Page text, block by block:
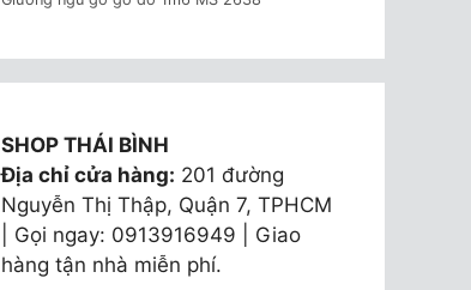
SHOP THÁI BÌNH
Địa chỉ cửa hàng: 201 đường
Nguyễn Thị Thập, Quận 7, TPHCM
| Gọi ngay: 0913916949 | Giao
hàng tận nhà miễn phí.